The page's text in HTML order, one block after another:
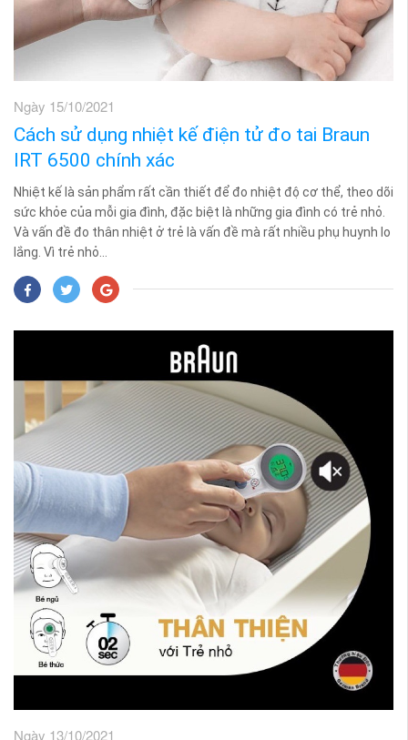
Ngày 15/10/2021
Cách sử dụng nhiệt kế điện tử đo tai Braun
IRT 6500 chính xác
Nhiệt kế là sản phẩm rất cần thiết để đo nhiệt độ cơ thể, theo dõi
sức khỏe của mỗi gia đình, đặc biệt là những gia đình có trẻ nhỏ.
Và vấn đề đo thân nhiệt ở trẻ là vấn đề mà rất nhiều phụ huynh lo
lắng. Vì trẻ nhỏ...
Ngày 13/10/2021